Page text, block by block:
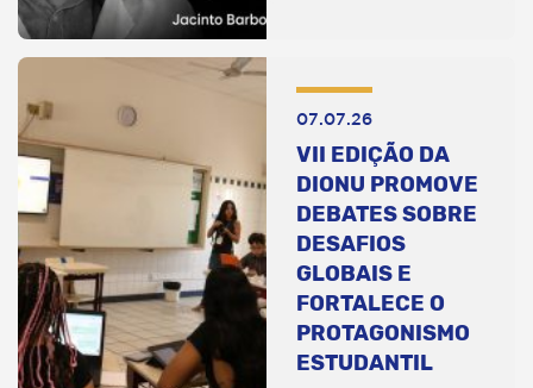
07.07.26
VII EDIÇÃO DA
DIONU PROMOVE
DEBATES SOBRE
DESAFIOS
GLOBAIS E
FORTALECE O
PROTAGONISMO
ESTUDANTIL